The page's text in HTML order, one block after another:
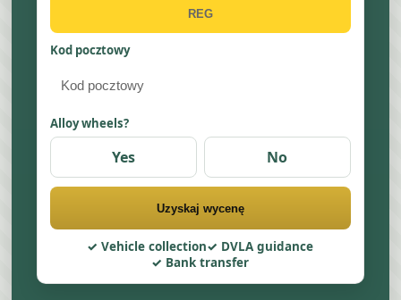
Kod pocztowy
Alloy wheels?
Yes No
Uzyskaj wycenę
Vehicle collection
DVLA guidance
Bank transfer